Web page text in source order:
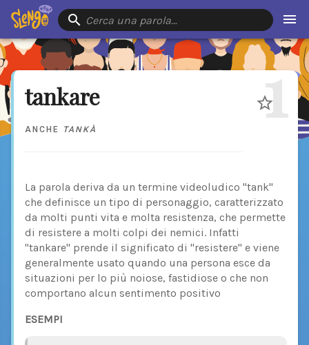
Cerca una parola…
tankare
ANCHE TANKÀ 1
La parola deriva da un termine videoludico "tank"
che definisce un tipo di personaggio, caratterizzato
da molti punti vita e molta resistenza, che permette
di resistere a molti colpi dei nemici. Infatti
"tankare" prende il significato di "resistere" e viene
generalmente usato quando una persona esce da
situazioni per lo più noiose, fastidiose o che non
comportano alcun sentimento positivo
ESEMPI